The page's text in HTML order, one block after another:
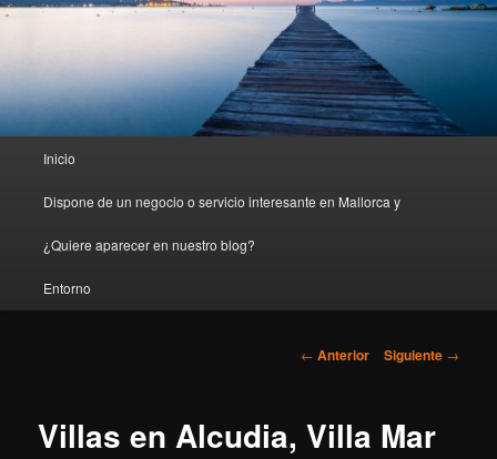
principal
Inicio
Dispone de un negocio o servicio interesante en Mallorca y
¿Quiere aparecer en nuestro blog?
Entorno
Navegación
← Anterior Siguiente →
Villas en Alcudia, Villa Mar